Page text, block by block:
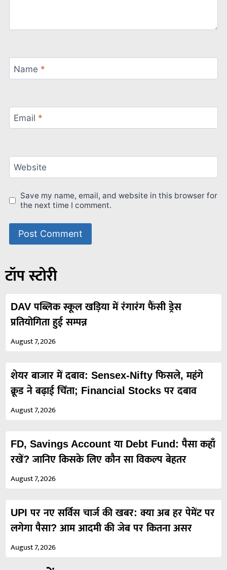
Name *
Email *
Website
Save my name, email, and website in this browser for
the next time I comment.
टॉप स्टोरी
DAV पब्लिक स्कूल खड़िया में रंगारंग फैंसी ड्रेस
प्रतियोगिता हुई सम्पन्न
August 7, 2026
शेयर बाजार में दबाव: Sensex-Nifty फिसले, महंगे
क्रूड ने बढ़ाई चिंता; Financial Stocks पर दबाव
August 7, 2026
FD, Savings Account या Debt Fund: पैसा कहाँ
रखें? जानिए किसके लिए कौन सा विकल्प बेहतर
August 7, 2026
UPI पर नए सर्विस चार्ज की खबर: क्या अब हर पेमेंट पर
लगेगा पैसा? आम आदमी की जेब पर कितना असर
August 7, 2026